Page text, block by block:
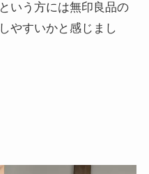
いう方には無印良品の
やすいかと感じまし